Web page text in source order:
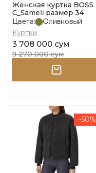
Женская куртка BOSS
C_Sameli размер 34
Цвета:
Оливковый
Куртки
3 708 000 сум
9 270 000 сум
-50%